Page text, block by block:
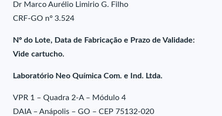
Dr Marco Aurélio Limirio G. Filho
CRF-GO nº 3.524
Nº do Lote, Data de Fabricação e Prazo de Validade:
Vide cartucho.
Laboratório Neo Química Com. e Ind. Ltda.
VPR 1 – Quadra 2-A – Módulo 4
DAIA – Anápolis – GO – CEP 75132-020